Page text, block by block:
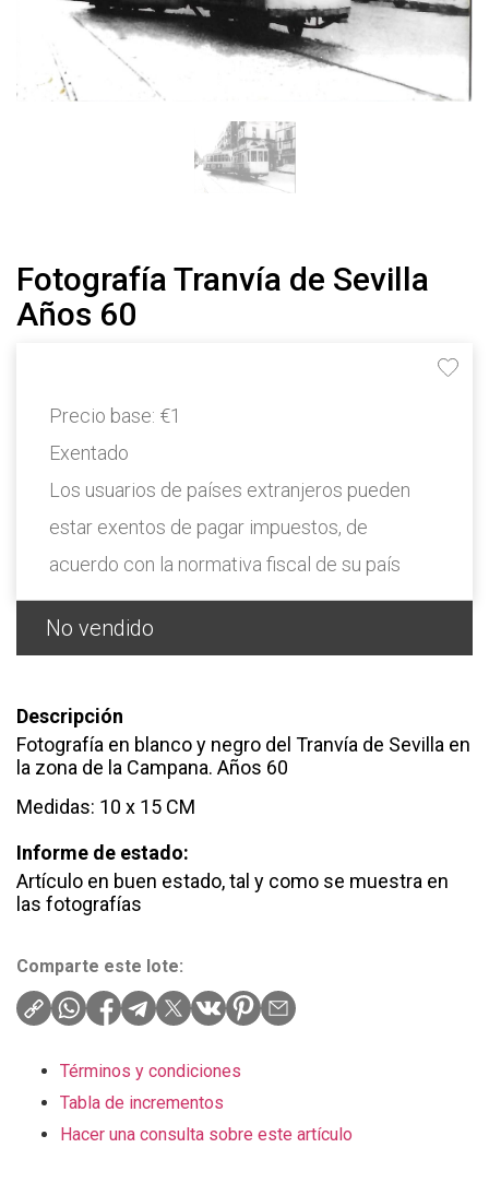
Fotografía Tranvía de Sevilla
Años 60
Precio base: €1
Exentado
Los usuarios de países extranjeros pueden
estar exentos de pagar impuestos, de
acuerdo con la normativa fiscal de su país
No vendido
Descripción
Fotografía en blanco y negro del Tranvía de Sevilla en
la zona de la Campana. Años 60
Medidas: 10 x 15 CM
Informe de estado:
Artículo en buen estado, tal y como se muestra en
las fotografías
Comparte este lote:
Términos y condiciones
Tabla de incrementos
Hacer una consulta sobre este artículo